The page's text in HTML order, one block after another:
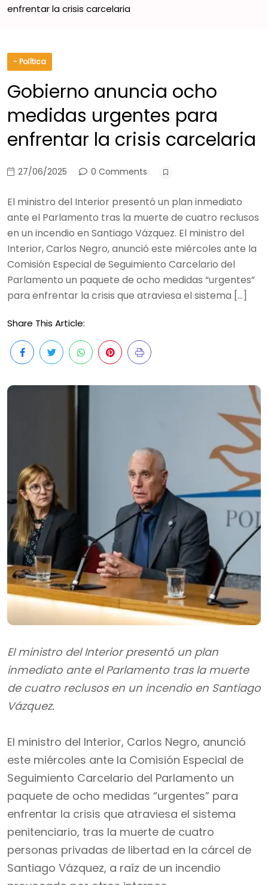
enfrentar la crisis carcelaria
- Política
Gobierno anuncia ocho
medidas urgentes para
enfrentar la crisis carcelaria
27/06/2025 0 Comments
El ministro del Interior presentó un plan inmediato
ante el Parlamento tras la muerte de cuatro reclusos
en un incendio en Santiago Vázquez. El ministro del
Interior, Carlos Negro, anunció este miércoles ante la
Comisión Especial de Seguimiento Carcelario del
Parlamento un paquete de ocho medidas “urgentes”
para enfrentar la crisis que atraviesa el sistema […]
Share This Article:
El ministro del Interior presentó un plan
inmediato ante el Parlamento tras la muerte
de cuatro reclusos en un incendio en Santiago
Vázquez.
El ministro del Interior, Carlos Negro, anunció
este miércoles ante la Comisión Especial de
Seguimiento Carcelario del Parlamento un
paquete de ocho medidas “urgentes” para
enfrentar la crisis que atraviesa el sistema
penitenciario, tras la muerte de cuatro
personas privadas de libertad en la cárcel de
Santiago Vázquez, a raíz de un incendio